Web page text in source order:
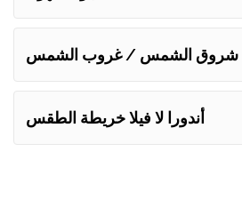
شروق الشمس / غروب الشمس
أندورا لا فيلا خريطة الطقس